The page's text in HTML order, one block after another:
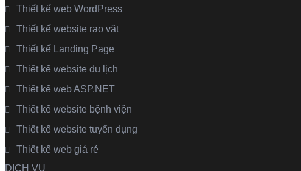
Thiết kế web WordPress
Thiết kế website rao vặt
Thiết kế Landing Page
Thiết kế website du lịch
Thiết kế web ASP.NET
Thiết kế website bệnh viện
Thiết kế website tuyển dụng
Thiết kế web giá rẻ
DỊCH VỤ